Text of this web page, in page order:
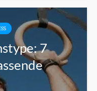
7